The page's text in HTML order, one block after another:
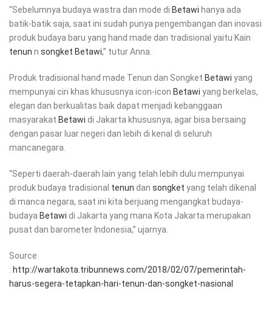
“Sebelumnya budaya wastra dan mode di Betawi hanya ada
batik-batik saja, saat ini sudah punya pengembangan dan inovasi
produk budaya baru yang hand made dan tradisional yaitu Kain
tenun n songket Betawi,” tutur Anna.
Produk tradisional hand made Tenun dan Songket Betawi yang
mempunyai ciri khas khususnya icon-icon Betawi yang berkelas,
elegan dan berkualitas baik dapat menjadi kebanggaan
masyarakat Betawi di Jakarta khususnya, agar bisa bersaing
dengan pasar luar negeri dan lebih di kenal di seluruh
mancanegara.
“Seperti daerah-daerah lain yang telah lebih dulu mempunyai
produk budaya tradisional tenun dan songket yang telah dikenal
di manca negara, saat ini kita berjuang mengangkat budaya-
budaya Betawi di Jakarta yang mana Kota Jakarta merupakan
pusat dan barometer Indonesia,” ujarnya.
Source
: http://wartakota.tribunnews.com/2018/02/07/pemerintah-
harus-segera-tetapkan-hari-tenun-dan-songket-nasional